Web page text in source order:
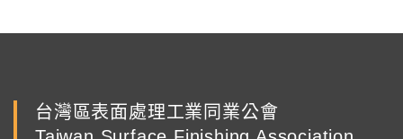
台灣區表面處理工業同業公會